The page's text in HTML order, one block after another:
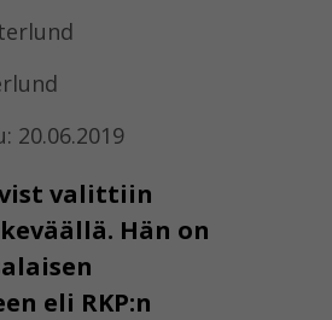
20.06.2019
valittiin
Hän on
eli RKP:n